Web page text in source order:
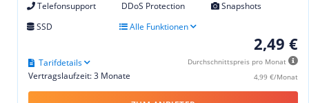
Telefonsupport DDoS Protection
Snapshots
SSD
Alle Funktionen
2,49 €
Durchschnittspreis pro Monat
4,99 €/Monat
Vertragslaufzeit: 3 Monate
Tarifdetails